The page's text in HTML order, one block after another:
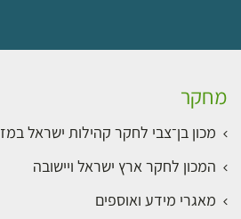
מחקר
מכון בן־צבי לחקר קהילות ישראל
המכון לחקר ארץ ישראל ויישובה
מאגרי מידע ואוספים